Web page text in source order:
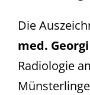
Die
med.
Radiologie